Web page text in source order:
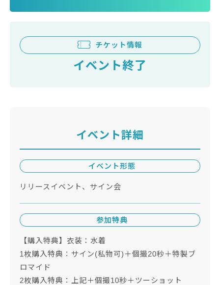
チケット情報
イベント終了
イベント詳細
イベント形態
リリースイベント、サイン会
参加特典
【購入特典】衣装：水着
1枚購入特典：サイン(私物可)＋個撮20秒＋特製ブ
ロマイド
2枚購入特典：上記＋個撮10秒＋ツーショット